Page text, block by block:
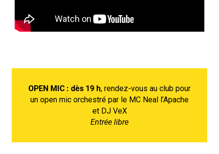
OPEN MIC : dès 19 h, rendez-vous au club pour
un open mic orchestré par le MC Neal l’Apache
et DJ VeX
Entrée libre